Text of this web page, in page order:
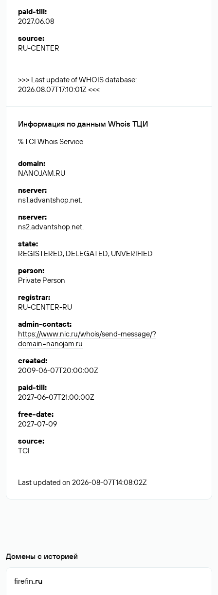
paid-till:
2027.06.08
source:
RU-CENTER
>>> Last update of WHOIS database:
2026.08.07T17:10:01Z <<<
Информация по данным Whois ТЦИ
% TCI Whois Service
domain:
NANOJAM.RU
nserver:
ns1.advantshop.net.
nserver:
ns2.advantshop.net.
state:
REGISTERED, DELEGATED, UNVERIFIED
person:
Private Person
registrar:
RU-CENTER-RU
admin-contact:
https://www.nic.ru/whois/send-message/?
domain=nanojam.ru
created:
2009-06-07T20:00:00Z
paid-till:
2027-06-07T21:00:00Z
free-date:
2027-07-09
source:
TCI
Last updated on 2026-08-07T14:08:02Z
Домены с историей
firefin.ru